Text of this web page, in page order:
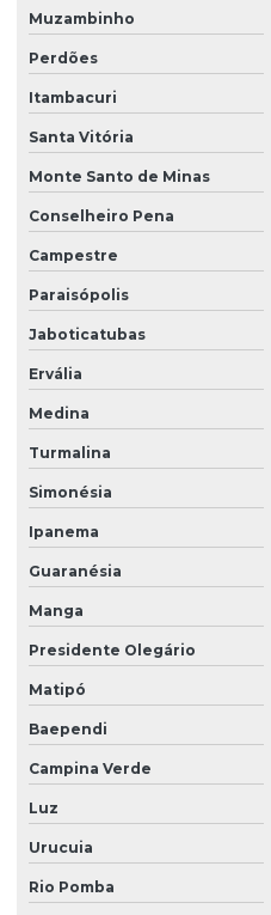
Muzambinho
Perdões
Itambacuri
Santa Vitória
Monte Santo de Minas
Conselheiro Pena
Campestre
Paraisópolis
Jaboticatubas
Ervália
Medina
Turmalina
Simonésia
Ipanema
Guaranésia
Manga
Presidente Olegário
Matipó
Baependi
Campina Verde
Luz
Urucuia
Rio Pomba